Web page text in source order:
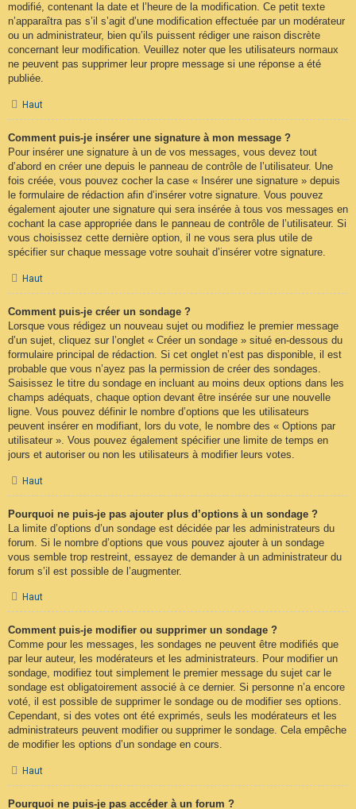
modifié, contenant la date et l’heure de la modification. Ce petit texte
n’apparaîtra pas s’il s’agit d’une modification effectuée par un modérateur
ou un administrateur, bien qu’ils puissent rédiger une raison discrète
concernant leur modification. Veuillez noter que les utilisateurs normaux
ne peuvent pas supprimer leur propre message si une réponse a été
publiée.
Haut
Comment puis-je insérer une signature à mon message ?
Pour insérer une signature à un de vos messages, vous devez tout
d’abord en créer une depuis le panneau de contrôle de l’utilisateur. Une
fois créée, vous pouvez cocher la case « Insérer une signature » depuis
le formulaire de rédaction afin d’insérer votre signature. Vous pouvez
également ajouter une signature qui sera insérée à tous vos messages en
cochant la case appropriée dans le panneau de contrôle de l’utilisateur. Si
vous choisissez cette dernière option, il ne vous sera plus utile de
spécifier sur chaque message votre souhait d’insérer votre signature.
Haut
Comment puis-je créer un sondage ?
Lorsque vous rédigez un nouveau sujet ou modifiez le premier message
d’un sujet, cliquez sur l’onglet « Créer un sondage » situé en-dessous du
formulaire principal de rédaction. Si cet onglet n’est pas disponible, il est
probable que vous n’ayez pas la permission de créer des sondages.
Saisissez le titre du sondage en incluant au moins deux options dans les
champs adéquats, chaque option devant être insérée sur une nouvelle
ligne. Vous pouvez définir le nombre d’options que les utilisateurs
peuvent insérer en modifiant, lors du vote, le nombre des « Options par
utilisateur ». Vous pouvez également spécifier une limite de temps en
jours et autoriser ou non les utilisateurs à modifier leurs votes.
Haut
Pourquoi ne puis-je pas ajouter plus d’options à un sondage ?
La limite d’options d’un sondage est décidée par les administrateurs du
forum. Si le nombre d’options que vous pouvez ajouter à un sondage
vous semble trop restreint, essayez de demander à un administrateur du
forum s’il est possible de l’augmenter.
Haut
Comment puis-je modifier ou supprimer un sondage ?
Comme pour les messages, les sondages ne peuvent être modifiés que
par leur auteur, les modérateurs et les administrateurs. Pour modifier un
sondage, modifiez tout simplement le premier message du sujet car le
sondage est obligatoirement associé à ce dernier. Si personne n’a encore
voté, il est possible de supprimer le sondage ou de modifier ses options.
Cependant, si des votes ont été exprimés, seuls les modérateurs et les
administrateurs peuvent modifier ou supprimer le sondage. Cela empêche
de modifier les options d’un sondage en cours.
Haut
Pourquoi ne puis-je pas accéder à un forum ?